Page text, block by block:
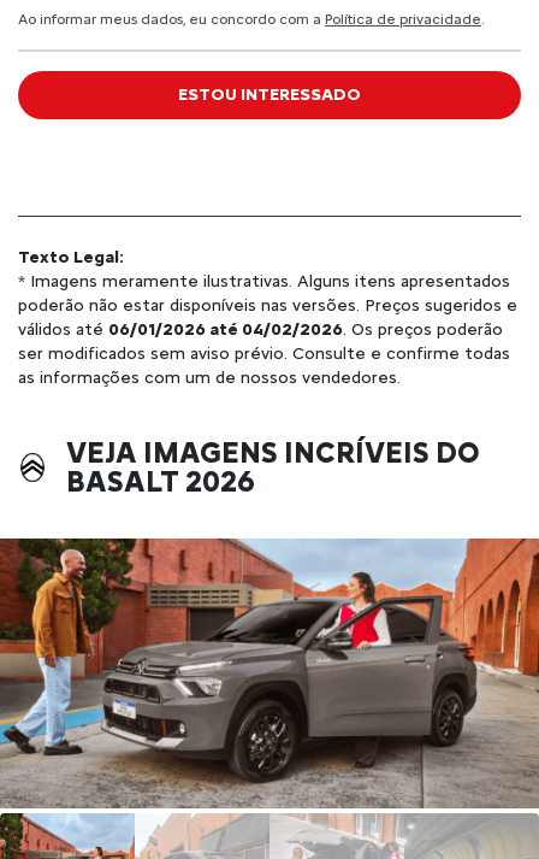
Ao informar meus dados, eu concordo com a Política de privacidade.
ESTOU INTERESSADO
Texto Legal:
* Imagens meramente ilustrativas. Alguns itens apresentados
poderão não estar disponíveis nas versões. Preços sugeridos e
válidos até 06/01/2026 até 04/02/2026. Os preços poderão
ser modificados sem aviso prévio. Consulte e confirme todas
as informações com um de nossos vendedores.
VEJA IMAGENS INCRÍVEIS DO
BASALT 2026